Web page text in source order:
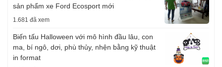
sản phẩm xe Ford Ecosport mới
1.681 đã xem
Biến tấu Halloween với mô hình đầu lâu, con
ma, bí ngô, dơi, phù thủy, nhện bằng kỹ thuật
in format